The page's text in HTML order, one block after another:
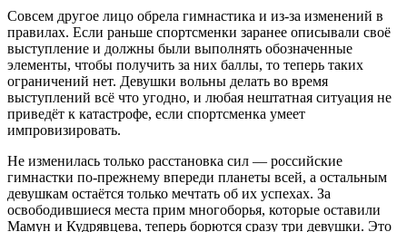
Совсем другое лицо обрела гимнастика и из-за изменений в
правилах. Если раньше спортсменки заранее описывали своё
выступление и должны были выполнять обозначенные
элементы, чтобы получить за них баллы, то теперь таких
ограничений нет. Девушки вольны делать во время
выступлений всё что угодно, и любая нештатная ситуация не
приведёт к катастрофе, если спортсменка умеет
импровизировать.
Не изменилась только расстановка сил — российские
гимнастки по-прежнему впереди планеты всей, а остальным
девушкам остаётся только мечтать об их успехах. За
освободившиеся места прим многоборья, которые оставили
Мамун и Кудрявцева, теперь борются сразу три девушки. Это